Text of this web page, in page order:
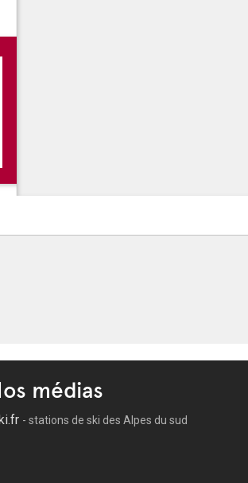
médias
- stations de ski des Alpes du sud